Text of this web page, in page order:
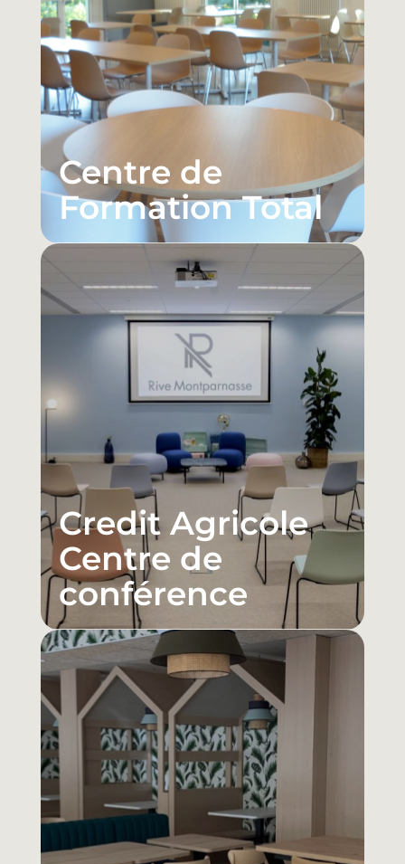
Centre de
Formation Total
Credit Agricole
Centre de
conférence